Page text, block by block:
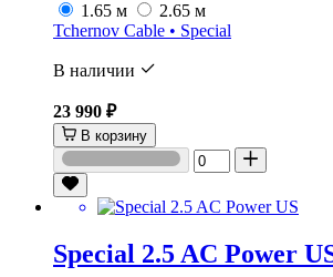
1.65 м
2.65 м
Tchernov Cable • Special
В наличии
23 990 ₽
В корзину
Special 2.5 AC Power